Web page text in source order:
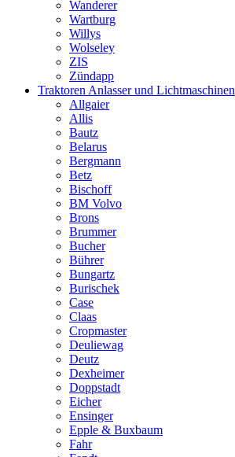
Wanderer
Wartburg
Willys
Wolseley
ZIS
Zündapp
Traktoren Anlasser und Lichtmaschinen
Allgaier
Allis
Bautz
Belarus
Bergmann
Betz
Bischoff
BM Volvo
Brons
Brummer
Bucher
Bührer
Bungartz
Burischek
Case
Claas
Cropmaster
Deuliewag
Deutz
Dexheimer
Doppstadt
Eicher
Ensinger
Epple & Buxbaum
Fahr